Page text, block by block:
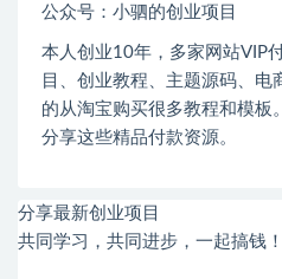
公众号：小驷的创业项目
本人创业10年，多家网站VIP
目、创业教程、主题源码、电
的从淘宝购买很多教程和模板
分享这些精品付款资源。
分享最新创业项目
共同学习，共同进步，一起搞钱！